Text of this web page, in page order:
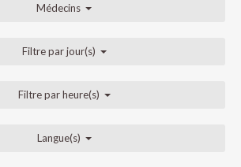
Médecins
Filtre par jour(s)
Filtre par heure(s)
Langue(s)